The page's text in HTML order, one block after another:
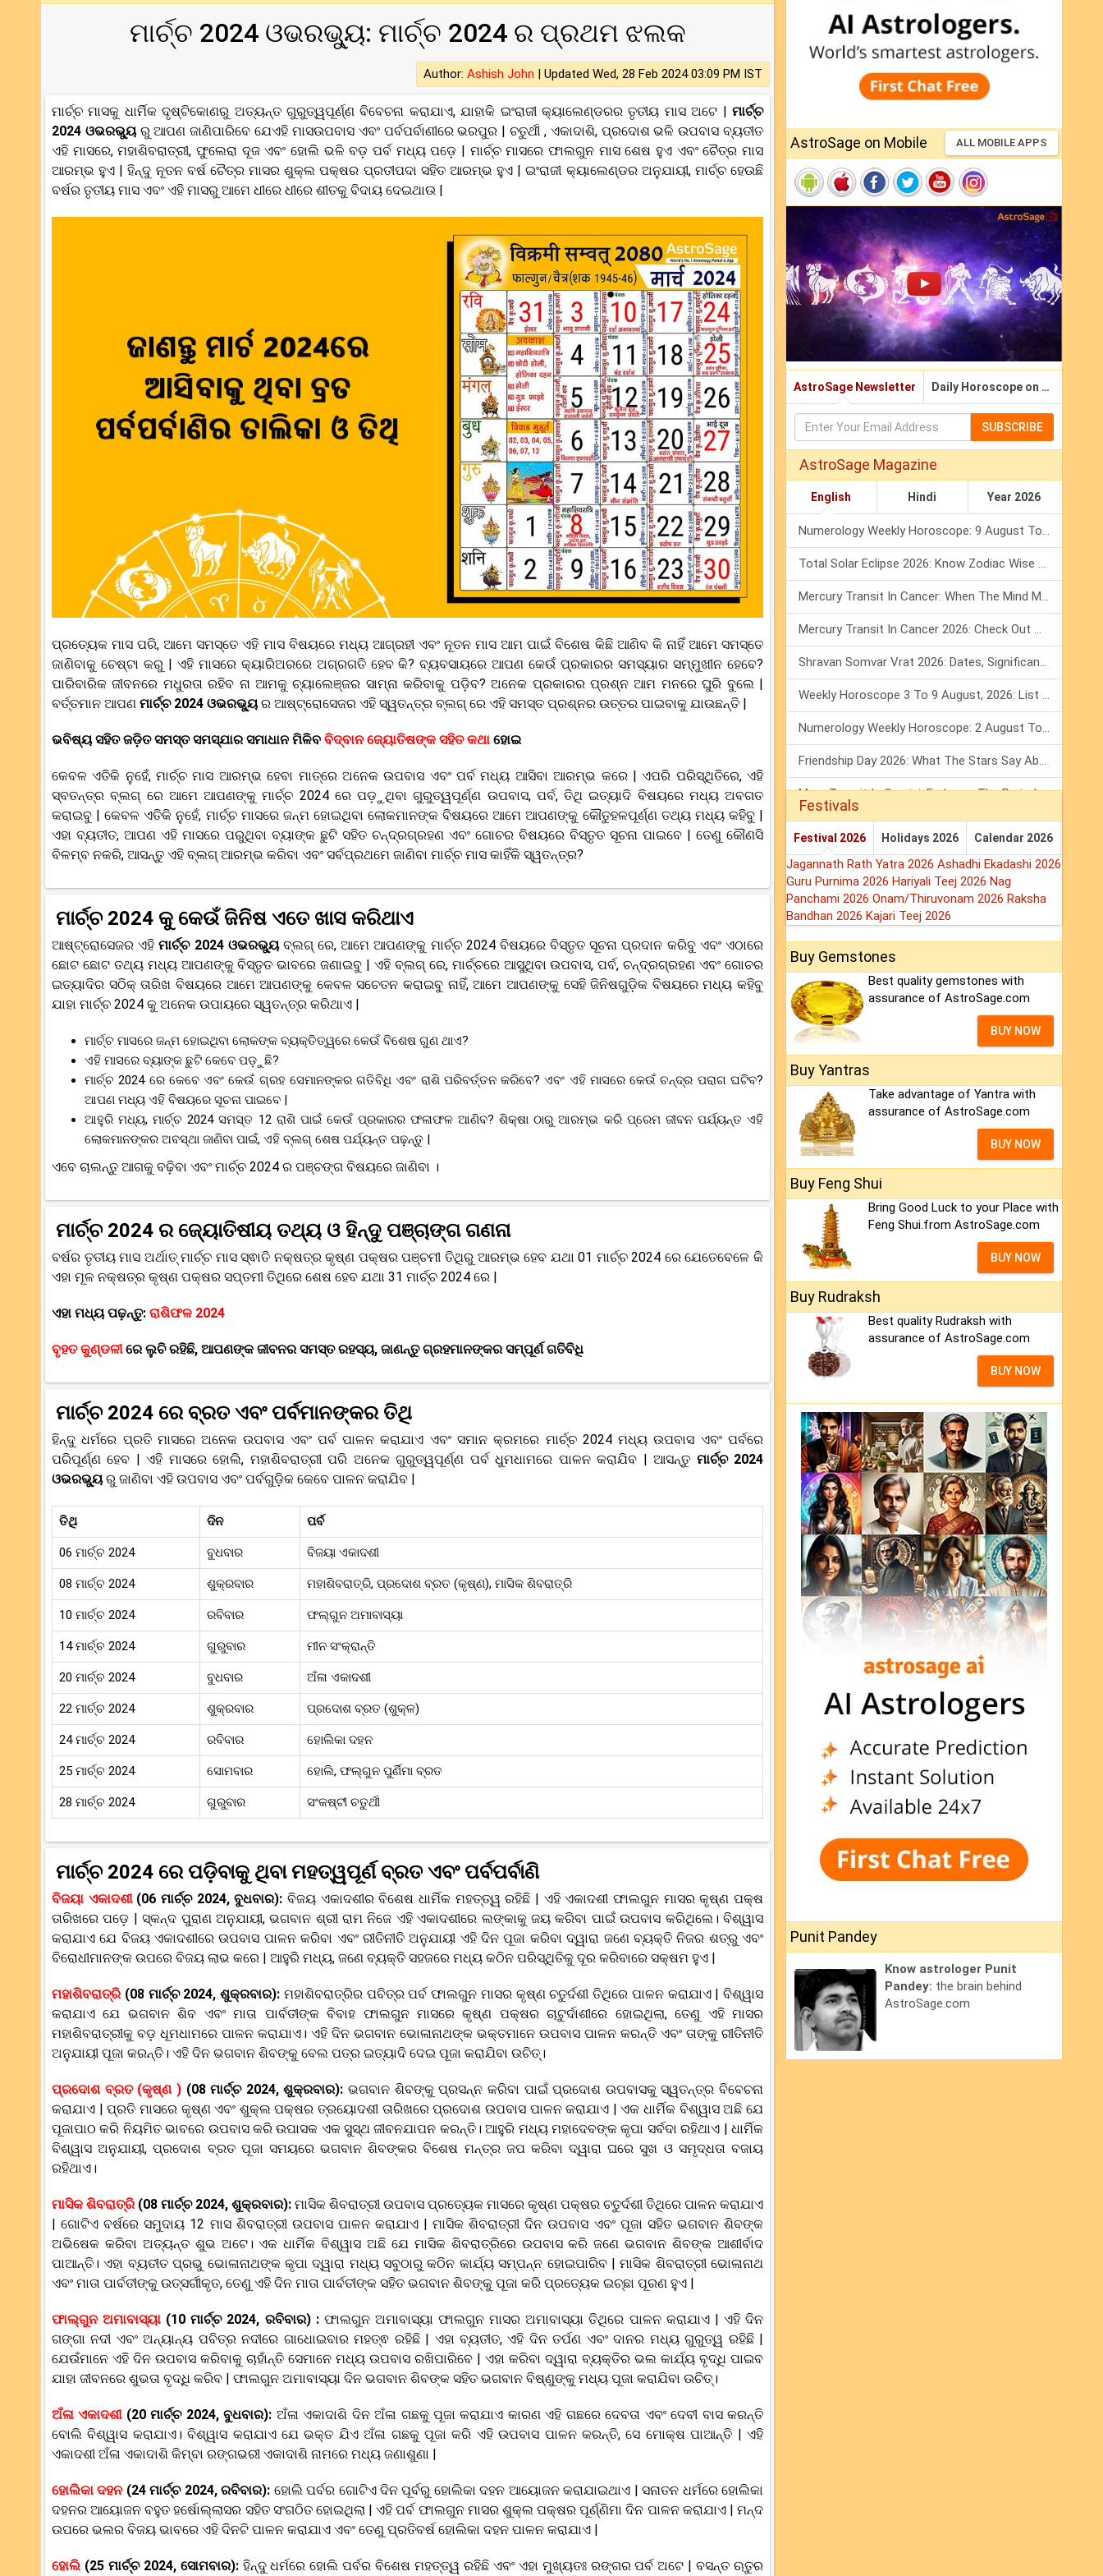
ମାର୍ଚ୍ଚ 2024 ଓଭରଭ୍ୟୁ: ମାର୍ଚ୍ଚ 2024 ର ପ୍ରଥମ ଝଲକ
Author: Ashish John | Updated Wed, 28 Feb 2024 03:09 PM IST
ମାର୍ଚ୍ଚ ମାସକୁ ଧାର୍ମିକ ଦୃଷ୍ଟିକୋଣରୁ ଅତ୍ୟନ୍ତ ଗୁରୁତ୍ୱପୂର୍ଣ୍ଣ ବିବେଚନା କରାଯାଏ, ଯାହାକି ଇଂରାଜୀ କ୍ୟାଲେଣ୍ଡରର ତୃତୀୟ ମାସ ଅଟେ | ମାର୍ଚ୍ଚ
2024 ଓଭରଭ୍ୟୁ ରୁ ଆପଣ ଜାଣିପାରିବେ ଯେଏହି ମାସଉପବାସ ଏବଂ ପର୍ବପର୍ବାଣୀରେ ଭରପୁର | ଚତୁର୍ଥୀ , ଏକାଦାଶି, ପ୍ରଦୋଶ ଭଳି ଉପବାସ ବ୍ୟତୀତ
ଏହି ମାସରେ, ମହାଶିବରାତ୍ରୀ, ଫୁଲେରା ଦୂଜ ଏବଂ ହୋଲି ଭଳି ବଡ଼ ପର୍ବ ମଧ୍ୟ ପଡ଼େ | ମାର୍ଚ୍ଚ ମାସରେ ଫାଲଗୁନ ମାସ ଶେଷ ହୁଏ ଏବଂ ଚୈତ୍ର ମାସ
ଆରମ୍ଭ ହୁଏ | ହିନ୍ଦୁ ନୂତନ ବର୍ଷ ଚୈତ୍ର ମାସର ଶୁକ୍ଲ ପକ୍ଷର ପ୍ରତୀପଦା ସହିତ ଆରମ୍ଭ ହୁଏ | ଇଂରାଜୀ କ୍ୟାଲେଣ୍ଡର ଅନୁଯାୟୀ, ମାର୍ଚ୍ଚ ହେଉଛି
ବର୍ଷର ତୃତୀୟ ମାସ ଏବଂ ଏହି ମାସରୁ ଆମେ ଧୀରେ ଧୀରେ ଶୀତକୁ ବିଦାୟ ଦେଇଥାଉ |
ପ୍ରତ୍ୟେକ ମାସ ପରି, ଆମେ ସମସ୍ତେ ଏହି ମାସ ବିଷୟରେ ମଧ୍ୟ ଆଗ୍ରହୀ ଏବଂ ନୂତନ ମାସ ଆମ ପାଇଁ ବିଶେଷ କିଛି ଆଣିବ କି ନାହିଁ ଆମେ ସମସ୍ତେ
ଜାଣିବାକୁ ଚେଷ୍ଟା କରୁ | ଏହି ମାସରେ କ୍ୟାରିଅରରେ ଅଗ୍ରଗତି ହେବ କି? ବ୍ୟବସାୟରେ ଆପଣ କେଉଁ ପ୍ରକାରର ସମସ୍ୟାର ସମ୍ମୁଖୀନ ହେବେ?
ପାରିବାରିକ ଜୀବନରେ ମଧୁରତା ରହିବ ନା ଆମକୁ ଚ୍ୟାଲେଞ୍ଜର ସାମ୍ନା କରିବାକୁ ପଡ଼ିବ? ଅନେକ ପ୍ରକାରର ପ୍ରଶ୍ନ ଆମ ମନରେ ଘୁରି ବୁଲେ |
ବର୍ତ୍ତମାନ ଆପଣ ମାର୍ଚ୍ଚ 2024 ଓଭରଭ୍ୟୁର ଆଷ୍ଟ୍ରୋସେଜର ଏହି ସ୍ୱତନ୍ତ୍ର ବ୍ଲଗ୍ ରେ ଏହି ସମସ୍ତ ପ୍ରଶ୍ନର ଉତ୍ତର ପାଇବାକୁ ଯାଉଛନ୍ତି |
ଭବିଷ୍ୟ ସହିତ ଜଡ଼ିତ ସମସ୍ତ ସମସ୍ଯାର ସମାଧାନ ମିଳିବ ବିଦ୍ବାନ ଜ୍ୟୋତିଷଙ୍କ ସହିତ କଥା ହୋଇ
କେବଳ ଏତିକି ନୁହେଁ, ମାର୍ଚ୍ଚ ମାସ ଆରମ୍ଭ ହେବା ମାତ୍ରେ ଅନେକ ଉପବାସ ଏବଂ ପର୍ବ ମଧ୍ୟ ଆସିବା ଆରମ୍ଭ କରେ | ଏପରି ପରିସ୍ଥିତିରେ, ଏହି
ସ୍ବତନ୍ତ୍ର ବ୍ଲଗ୍ ରେ ଆମେ ଆପଣଙ୍କୁ ମାର୍ଚ୍ଚ 2024 ରେ ପଡ଼ୁଥିବା ଗୁରୁତ୍ୱପୂର୍ଣ୍ଣ ଉପବାସ, ପର୍ବ, ତିଥି ଇତ୍ୟାଦି ବିଷୟରେ ମଧ୍ୟ ଅବଗତ
କରାଇବୁ | କେବଳ ଏତିକି ନୁହେଁ, ମାର୍ଚ୍ଚ ମାସରେ ଜନ୍ମ ହୋଇଥିବା ଲୋକମାନଙ୍କ ବିଷୟରେ ଆମେ ଆପଣଙ୍କୁ କୌତୁହଳପୂର୍ଣ୍ଣ ତଥ୍ୟ ମଧ୍ୟ କହିବୁ |
ଏହା ବ୍ୟତୀତ, ଆପଣ ଏହି ମାସରେ ପରୁଥିବା ବ୍ୟାଙ୍କ ଛୁଟି ସହିତ ଚନ୍ଦ୍ରଗ୍ରହଣ ଏବଂ ଗୋଚର ବିଷୟରେ ବିସ୍ତୃତ ସୂଚନା ପାଇବେ | ତେଣୁ କୌଣସି
ବିଳମ୍ବ ନକରି, ଆସନ୍ତୁ ଏହି ବ୍ଲଗ୍ ଆରମ୍ଭ କରିବା ଏବଂ ସର୍ବପ୍ରଥମେ ଜାଣିବା ମାର୍ଚ୍ଚ ମାସ କାହିଁକି ସ୍ୱତନ୍ତ୍ର?
ମାର୍ଚ୍ଚ 2024 କୁ କେଉଁ ଜିନିଷ ଏତେ ଖାସ କରିଥାଏ
ଆଷ୍ଟ୍ରୋସେଜର ଏହିମାର୍ଚ୍ଚ 2024 ଓଭରଭ୍ୟୁ ବ୍ଲଗ୍ ରେ, ଆମେ ଆପଣଙ୍କୁ ମାର୍ଚ୍ଚ 2024 ବିଷୟରେ ବିସ୍ତୃତ ସୂଚନା ପ୍ରଦାନ କରିବୁ ଏବଂ ଏଠାରେ
ଛୋଟ ଛୋଟ ତଥ୍ୟ ମଧ୍ୟ ଆପଣଙ୍କୁ ବିସ୍ତୃତ ଭାବରେ ଜଣାଇବୁ | ଏହି ବ୍ଲଗ୍ ରେ, ମାର୍ଚ୍ଚରେ ଆସୁଥିବା ଉପବାସ, ପର୍ବ, ଚନ୍ଦ୍ରଗ୍ରହଣ ଏବଂ ଗୋଚର
ଇତ୍ୟାଦିର ସଠିକ୍ ତାରିଖ ବିଷୟରେ ଆମେ ଆପଣଙ୍କୁ କେବଳ ସଚେତନ କରାଇବୁ ନାହିଁ, ଆମେ ଆପଣଙ୍କୁ ସେହି ଜିନିଷଗୁଡ଼ିକ ବିଷୟରେ ମଧ୍ୟ କହିବୁ
ଯାହା ମାର୍ଚ୍ଚ 2024 କୁ ଅନେକ ଉପାୟରେ ସ୍ୱତନ୍ତ୍ର କରିଥାଏ |
ମାର୍ଚ୍ଚ ମାସରେ ଜନ୍ମ ହୋଇଥିବା ଲୋକଙ୍କ ବ୍ୟକ୍ତିତ୍ୱରେ କେଉଁ ବିଶେଷ ଗୁଣ ଥାଏ?
ଏହି ମାସରେ ବ୍ୟାଙ୍କ ଛୁଟି କେବେ ପଡ଼ୁଛି?
ମାର୍ଚ୍ଚ 2024 ରେ କେବେ ଏବଂ କେଉଁ ଗ୍ରହ ସେମାନଙ୍କର ଗତିବିଧି ଏବଂ ରାଶି ପରିବର୍ତ୍ତନ କରିବେ? ଏବଂ ଏହି ମାସରେ କେଉଁ ଚନ୍ଦ୍ର ପରାଗ ଘଟିବ?
ଆପଣ ମଧ୍ୟ ଏହି ବିଷୟରେ ସୂଚନା ପାଇବେ |
ଆହୁରି ମଧ୍ୟ, ମାର୍ଚ୍ଚ 2024 ସମସ୍ତ 12 ରାଶି ପାଇଁ କେଉଁ ପ୍ରକାରର ଫଳାଫଳ ଆଣିବ? ଶିକ୍ଷା ଠାରୁ ଆରମ୍ଭ କରି ପ୍ରେମ ଜୀବନ ପର୍ଯ୍ୟନ୍ତ ଏହି
ଲୋକମାନଙ୍କର ଅବସ୍ଥା ଜାଣିବା ପାଇଁ, ଏହି ବ୍ଲଗ୍ ଶେଷ ପର୍ଯ୍ୟନ୍ତ ପଢ଼ନ୍ତୁ |
ଏବେ ଚାଲନ୍ତୁ ଆଗକୁ ବଢ଼ିବା ଏବଂ ମାର୍ଚ୍ଚ 2024 ର ପଞ୍ଚଙ୍ଗ ବିଷୟରେ ଜାଣିବା ।
ମାର୍ଚ୍ଚ 2024 ର ଜ୍ୟୋତିଷୀୟ ତଥ୍ୟ ଓ ହିନ୍ଦୁ ପଞ୍ଚାଙ୍ଗ ଗଣନା
ବର୍ଷର ତୃତୀୟ ମାସ ଅର୍ଥାତ୍ ମାର୍ଚ୍ଚ ମାସ ସ୍ଵାତି ନକ୍ଷତ୍ର କୃଷ୍ଣ ପକ୍ଷର ପଞ୍ଚମୀ ତିଥିରୁ ଆରମ୍ଭ ହେବ ଯଥା 01 ମାର୍ଚ୍ଚ 2024 ରେ ଯେତେବେଳେ କି
ଏହା ମୂଳ ନକ୍ଷତ୍ର କୃଷ୍ଣ ପକ୍ଷର ସପ୍ତମୀ ତିଥିରେ ଶେଷ ହେବ ଯଥା 31 ମାର୍ଚ୍ଚ 2024 ରେ |
ଏହା ମଧ୍ୟ ପଢ଼ନ୍ତୁ: ରାଶିଫଳ 2024
ବୃହତ କୁଣ୍ଡଳୀରେ ଲୁଚି ରହିଛି, ଆପଣଙ୍କ ଜୀବନର ସମସ୍ତ ରହସ୍ୟ, ଜାଣନ୍ତୁ ଗ୍ରହମାନଙ୍କର ସମ୍ପୂର୍ଣ ଗତିବିଧି
ମାର୍ଚ୍ଚ 2024 ରେ ବ୍ରତ ଏବଂ ପର୍ବମାନଙ୍କର ତିଥି
ହିନ୍ଦୁ ଧର୍ମରେ ପ୍ରତି ମାସରେ ଅନେକ ଉପବାସ ଏବଂ ପର୍ବ ପାଳନ କରାଯାଏ ଏବଂ ସମାନ କ୍ରମରେ ମାର୍ଚ୍ଚ 2024 ମଧ୍ୟ ଉପବାସ ଏବଂ ପର୍ବରେ
ପରିପୂର୍ଣ୍ଣ ହେବ | ଏହି ମାସରେ ହୋଲି, ମହାଶିବରାତ୍ରୀ ପରି ଅନେକ ଗୁରୁତ୍ୱପୂର୍ଣ୍ଣ ପର୍ବ ଧୁମଧାମରେ ପାଳନ କରାଯିବ | ଆସନ୍ତୁ ମାର୍ଚ୍ଚ 2024
ଓଭରଭ୍ୟୁରୁ ଜାଣିବା ଏହି ଉପବାସ ଏବଂ ପର୍ବଗୁଡ଼ିକ କେବେ ପାଳନ କରାଯିବ |
ତିଥି ଦିନ ପର୍ବ
06 ମାର୍ଚ୍ଚ 2024 ବୁଧବାର ବିଜୟା ଏକାଦଶୀ
08 ମାର୍ଚ୍ଚ 2024 ଶୁକ୍ରବାର ମହାଶିବରାତ୍ରି, ପ୍ରଦୋଶ ବ୍ରତ (କୃଷ୍ଣ), ମାସିକ ଶିବରାତ୍ରି
10 ମାର୍ଚ୍ଚ 2024 ରବିବାର ଫଲ୍ଗୁନ ଅମାବାସ୍ୟା
14 ମାର୍ଚ୍ଚ 2024 ଗୁରୁବାର ମୀନ ସଂକ୍ରାନ୍ତି
20 ମାର୍ଚ୍ଚ 2024 ବୁଧବାର ଅଁଳା ଏକାଦଶୀ
22 ମାର୍ଚ୍ଚ 2024 ଶୁକ୍ରବାର ପ୍ରଦୋଶ ବ୍ରତ (ଶୁକ୍ଳ)
24 ମାର୍ଚ୍ଚ 2024 ରବିବାର ହୋଲିକା ଦହନ
25 ମାର୍ଚ୍ଚ 2024 ସୋମବାର ହୋଲି, ଫଲ୍ଗୁନ ପୁର୍ଣିମା ବ୍ରତ
28 ମାର୍ଚ୍ଚ 2024 ଗୁରୁବାର ସଂକଷ୍ଟୀ ଚତୁର୍ଥୀ
ମାର୍ଚ୍ଚ 2024 ରେ ପଡ଼ିବାକୁ ଥିବା ମହତ୍ୱପୂର୍ଣ ବ୍ରତ ଏବଂ ପର୍ବପର୍ବାଣି
ବିଜୟା ଏକାଦଶୀ (06 ମାର୍ଚ୍ଚ 2024, ବୁଧବାର):ବିଜୟ ଏକାଦଶୀର ବିଶେଷ ଧାର୍ମିକ ମହତ୍ତ୍ୱ ରହିଛି | ଏହି ଏକାଦଶୀ ଫାଲଗୁନ ମାସର କୃଷ୍ଣ ପକ୍ଷ
ତାରିଖରେ ପଡ଼େ | ସ୍କନ୍ଦ ପୁରାଣ ଅନୁଯାୟୀ, ଭଗବାନ ଶ୍ରୀ ରାମ ନିଜେ ଏହି ଏକାଦଶୀରେ ଲଙ୍କାକୁ ଜୟ କରିବା ପାଇଁ ଉପବାସ କରିଥିଲେ। ବିଶ୍ୱାସ
କରାଯାଏ ଯେ ବିଜୟ ଏକାଦଶୀରେ ଉପବାସ ପାଳନ କରିବା ଏବଂ ରୀତିନୀତି ଅନୁଯାୟୀ ଏହି ଦିନ ପୂଜା କରିବା ଦ୍ୱାରା ଜଣେ ବ୍ୟକ୍ତି ନିଜର ଶତ୍ରୁ ଏବଂ
ବିରୋଧୀମାନଙ୍କ ଉପରେ ବିଜୟ ଲାଭ କରେ | ଆହୁରି ମଧ୍ୟ, ଜଣେ ବ୍ୟକ୍ତି ସହଜରେ ମଧ୍ୟ କଠିନ ପରିସ୍ଥିତିକୁ ଦୂର କରିବାରେ ସକ୍ଷମ ହୁଏ |
ମହାଶିବରାତ୍ରି (08 ମାର୍ଚ୍ଚ 2024, ଶୁକ୍ରବାର): ମହାଶିବରାତ୍ରିର ପବିତ୍ର ପର୍ବ ଫାଲଗୁନ ମାସର କୃଷ୍ଣ ଚତୁର୍ଦଶୀ ତିଥିରେ ପାଳନ କରାଯାଏ | ବିଶ୍ୱାସ
କରାଯାଏ ଯେ ଭଗବାନ ଶିବ ଏବଂ ମାତା ପାର୍ବତୀଙ୍କ ବିବାହ ଫାଲଗୁନ ମାସରେ କୃଷ୍ଣ ପକ୍ଷର ଚାଟୁର୍ଦାଶୀରେ ହୋଇଥିଲା, ତେଣୁ ଏହି ମାସର
ମହାଶିବରାତ୍ରୀକୁ ବଡ଼ ଧୂମଧାମରେ ପାଳନ କରାଯାଏ। ଏହି ଦିନ ଭଗବାନ ଭୋଳାନାଥଙ୍କ ଭକ୍ତମାନେ ଉପବାସ ପାଳନ କରନ୍ତି ଏବଂ ତାଙ୍କୁ ରୀତିନୀତି
ଅନୁଯାୟୀ ପୂଜା କରନ୍ତି। ଏହି ଦିନ ଭଗବାନ ଶିବଙ୍କୁ ବେଲ ପତ୍ର ଇତ୍ୟାଦି ଦେଇ ପୂଜା କରାଯିବା ଉଚିତ୍।
ପ୍ରଦୋଶ ବ୍ରତ (କୃଷ୍ଣ ) (08 ମାର୍ଚ୍ଚ 2024, ଶୁକ୍ରବାର): ଭଗବାନ ଶିବଙ୍କୁ ପ୍ରସନ୍ନ କରିବା ପାଇଁ ପ୍ରଦୋଶ ଉପବାସକୁ ସ୍ୱତନ୍ତ୍ର ବିବେଚନା
କରାଯାଏ | ପ୍ରତି ମାସରେ କୃଷ୍ଣ ଏବଂ ଶୁକ୍ଲ ପକ୍ଷର ତ୍ରୟୋଦଶୀ ତାରିଖରେ ପ୍ରଦୋଶ ଉପବାସ ପାଳନ କରାଯାଏ | ଏକ ଧାର୍ମିକ ବିଶ୍ୱାସ ଅଛି ଯେ
ପୂଜାପାଠ କରି ନିୟମିତ ଭାବରେ ଉପବାସ କରି ଉପାସକ ଏକ ସୁସ୍ଥ ଜୀବନଯାପନ କରନ୍ତି। ଆହୁରି ମଧ୍ୟ ମହାଦେବଙ୍କ କୃପା ସର୍ବଦା ରହିଥାଏ | ଧାର୍ମିକ
ବିଶ୍ୱାସ ଅନୁଯାୟୀ, ପ୍ରଦୋଶ ବ୍ରତ ପୂଜା ସମୟରେ ଭଗବାନ ଶିବଙ୍କର ବିଶେଷ ମନ୍ତ୍ର ଜପ କରିବା ଦ୍ୱାରା ଘରେ ସୁଖ ଓ ସମୃଦ୍ଧତା ବଜାୟ
ରହିଥାଏ।
ମାସିକ ଶିବରାତ୍ରି (08 ମାର୍ଚ୍ଚ 2024, ଶୁକ୍ରବାର): ମାସିକ ଶିବରାତ୍ରୀ ଉପବାସ ପ୍ରତ୍ୟେକ ମାସରେ କୃଷ୍ଣ ପକ୍ଷର ଚତୁର୍ଦଶୀ ତିଥିରେ ପାଳନ କରାଯାଏ
| ଗୋଟିଏ ବର୍ଷରେ ସମୁଦାୟ 12 ମାସ ଶିବରାତ୍ରୀ ଉପବାସ ପାଳନ କରାଯାଏ | ମାସିକ ଶିବରାତ୍ରୀ ଦିନ ଉପବାସ ଏବଂ ପୂଜା ସହିତ ଭଗବାନ ଶିବଙ୍କ
ଅଭିଷେକ କରିବା ଅତ୍ୟନ୍ତ ଶୁଭ ଅଟେ। ଏକ ଧାର୍ମିକ ବିଶ୍ୱାସ ଅଛି ଯେ ମାସିକ ଶିବରାତ୍ରିରେ ଉପବାସ କରି ଜଣେ ଭଗବାନ ଶିବଙ୍କ ଆଶୀର୍ବାଦ
ପାଆନ୍ତି। ଏହା ବ୍ୟତୀତ ପ୍ରଭୁ ଭୋଳାନାଥଙ୍କ କୃପା ଦ୍ୱାରା ମଧ୍ୟ ସବୁଠାରୁ କଠିନ କାର୍ଯ୍ୟ ସମ୍ପନ୍ନ ହୋଇପାରିବ | ମାସିକ ଶିବରାତ୍ରୀ ଭୋଳାନାଥ
ଏବଂ ମାତା ପାର୍ବତୀଙ୍କୁ ଉତ୍ସର୍ଗୀକୃତ, ତେଣୁ ଏହି ଦିନ ମାତା ପାର୍ବତୀଙ୍କ ସହିତ ଭଗବାନ ଶିବଙ୍କୁ ପୂଜା କରି ପ୍ରତ୍ୟେକ ଇଚ୍ଛା ପୂରଣ ହୁଏ |
ଫାଲ୍ଗୁନ ଅମାବାସ୍ୟା (10 ମାର୍ଚ୍ଚ 2024, ରବିବାର) : ଫାଲଗୁନ ଅମାବାସ୍ୟା ଫାଲଗୁନ ମାସର ଅମାବାସ୍ୟା ତିଥିରେ ପାଳନ କରାଯାଏ | ଏହି ଦିନ
ଗଙ୍ଗା ନଦୀ ଏବଂ ଅନ୍ୟାନ୍ୟ ପବିତ୍ର ନଦୀରେ ଗାଧୋଇବାର ମହତ୍ଵ ରହିଛି | ଏହା ବ୍ୟତୀତ, ଏହି ଦିନ ତର୍ପଣ ଏବଂ ଦାନର ମଧ୍ୟ ଗୁରୁତ୍ୱ ରହିଛି |
ଯେଉଁମାନେ ଏହି ଦିନ ଉପବାସ କରିବାକୁ ଚାହାଁନ୍ତି ସେମାନେ ମଧ୍ୟ ଉପବାସ ରଖିପାରିବେ | ଏହା କରିବା ଦ୍ୱାରା ବ୍ୟକ୍ତିର ଭଲ କାର୍ଯ୍ୟ ବୃଦ୍ଧି ପାଇବ
ଯାହା ଜୀବନରେ ଶୁଭତା ବୃଦ୍ଧି କରିବ | ଫାଲଗୁନ ଅମାବାସ୍ୟା ଦିନ ଭଗବାନ ଶିବଙ୍କ ସହିତ ଭଗବାନ ବିଷ୍ଣୁଙ୍କୁ ମଧ୍ୟ ପୂଜା କରାଯିବା ଉଚିତ୍।
ଅଁଳା ଏକାଦଶୀ (20 ମାର୍ଚ୍ଚ 2024, ବୁଧବାର): ଅଁଳା ଏକାଦାଶି ଦିନ ଅଁଳା ଗଛକୁ ପୂଜା କରାଯାଏ କାରଣ ଏହି ଗଛରେ ଦେବତା ଏବଂ ଦେବୀ ବାସ କରନ୍ତି
ବୋଲି ବିଶ୍ୱାସ କରାଯାଏ। ବିଶ୍ୱାସ କରାଯାଏ ଯେ ଭକ୍ତ ଯିଏ ଅଁଳା ଗଛକୁ ପୂଜା କରି ଏହି ଉପବାସ ପାଳନ କରନ୍ତି, ସେ ମୋକ୍ଷ ପାଆନ୍ତି | ଏହି
ଏକାଦଶୀ ଅଁଳା ଏକାଦାଶି କିମ୍ବା ରଙ୍ଗଭରୀ ଏକାଦାଶି ନାମରେ ମଧ୍ୟ ଜଣାଶୁଣା |
ହୋଲିକା ଦହନ (24 ମାର୍ଚ୍ଚ 2024, ରବିବାର): ହୋଲି ପର୍ବର ଗୋଟିଏ ଦିନ ପୂର୍ବରୁ ହୋଲିକା ଦହନ ଆୟୋଜନ କରାଯାଇଥାଏ | ସନାତନ ଧର୍ମରେ ହୋଲିକା
ଦହନର ଆୟୋଜନ ବହୁତ ହର୍ଷୋଲ୍ଲାସର ସହିତ ସଂଗଠିତ ହୋଇଥିଲା | ଏହି ପର୍ବ ଫାଲଗୁନ ମାସର ଶୁକ୍ଲ ପକ୍ଷର ପୂର୍ଣ୍ଣିମା ଦିନ ପାଳନ କରାଯାଏ | ମନ୍ଦ
ଉପରେ ଭଲର ବିଜୟ ଭାବରେ ଏହି ଦିନଟି ପାଳନ କରାଯାଏ ଏବଂ ତେଣୁ ପ୍ରତିବର୍ଷ ହୋଲିକା ଦହନ ପାଳନ କରାଯାଏ |
ହୋଲି (25 ମାର୍ଚ୍ଚ 2024, ସୋମବାର): ହିନ୍ଦୁ ଧର୍ମରେ ହୋଲି ପର୍ବର ବିଶେଷ ମହତ୍ତ୍ୱ ରହିଛି ଏବଂ ଏହା ମୁଖ୍ୟତଃ ରଙ୍ଗର ପର୍ବ ଅଟେ | ବସନ୍ତ ଋତୁର
AstroSage on Mobile ALL MOBILE APPS
AstroSage Newsletter Daily Horoscope on Email
SUBSCRIBE
AstroSage Magazine
English Hindi Year 2026
Numerology Weekly Horoscope: 9 August To 15 August, 2026
Total Solar Eclipse 2026: Know Zodiac Wise Prediction
Mercury Transit In Cancer: When The Mind Meets The Heart!
Mercury Transit In Cancer 2026: Check Out What It Brings For You
Shravan Somvar Vrat 2026: Dates, Significance & Rituals In August
Weekly Horoscope 3 To 9 August, 2026: List Of Fasts & Festivals
Numerology Weekly Horoscope: 2 August To 8 August, 2026
Friendship Day 2026: What The Stars Say About Your Best Friend!
Mars Transit In Gemini: Embrace The Period Full Of Energy & Intelligence
Festivals
Festival 2026 Holidays 2026 Calendar 2026
Jagannath Rath Yatra 2026 Ashadhi Ekadashi 2026
Guru Purnima 2026 Hariyali Teej 2026 Nag
Panchami 2026 Onam/Thiruvonam 2026 Raksha
Bandhan 2026 Kajari Teej 2026
Buy Gemstones
Best quality gemstones with
assurance of AstroSage.com
BUY NOW
Buy Yantras
Take advantage of Yantra with
assurance of AstroSage.com
BUY NOW
Buy Feng Shui
Bring Good Luck to your Place with
Feng Shui.from AstroSage.com
BUY NOW
Buy Rudraksh
Best quality Rudraksh with
assurance of AstroSage.com
BUY NOW
Punit Pandey
Know astrologer Punit
Pandey: the brain behind
AstroSage.com